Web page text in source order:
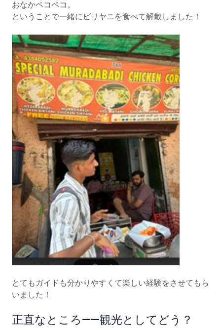
おなかペコペコ。
ということで一緒にビリヤニを食べて解散しました！
とてもガイドも分かりやすくて楽しい経験をさせてもら
いました！
正直なところ——観光としてどう？